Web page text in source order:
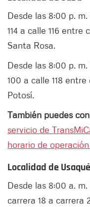
Desde las 8:00 p.
114 a calle 116 entre
Santa Rosa.
Desde las 8:00 p.
100 a calle 118
Potosí.
También puedes
servicio de
horario de
Localidad de
Desde las 8:00 a.
carrera 18 a carrera